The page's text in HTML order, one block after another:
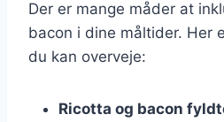
Der er mange måder at
bacon i dine måltider. Her
du kan overveje:
Ricotta og bacon